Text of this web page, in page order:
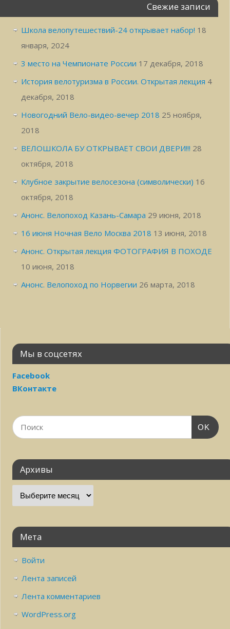
Свежие записи
Школа велопутешествий-24 открывает набор! 18
января, 2024
3 место на Чемпионате России 17 декабря, 2018
История велотуризма в России. Открытая лекция 4
декабря, 2018
Новогодний Вело-видео-вечер 2018 25 ноября,
2018
ВЕЛОШКОЛА БУ ОТКРЫВАЕТ СВОИ ДВЕРИ!!! 28
октября, 2018
Клубное закрытие велосезона (символически) 16
октября, 2018
Анонс. Велопоход Казань-Самара 29 июня, 2018
16 июня Ночная Вело Москва 2018 13 июня, 2018
Анонс. Открытая лекция ФОТОГРАФИЯ В ПОХОДЕ
10 июня, 2018
Анонс. Велопоход по Норвегии 26 марта, 2018
Мы в соцсетях
Facebook
ВКонтакте
OK
Архивы
Мета
Войти
Лента записей
Лента комментариев
WordPress.org